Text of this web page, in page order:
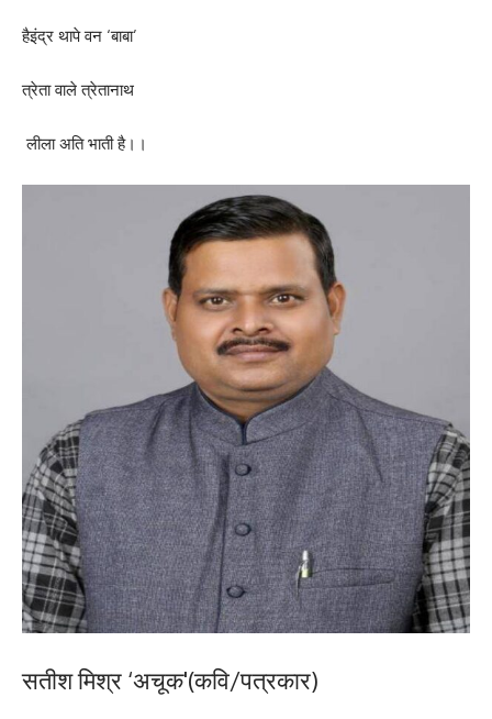
हैइंद्र थापे वन ‘बाबा’
त्रेता वाले त्रेतानाथ
लीला अति भाती है।।
सतीश मिश्र ‘अचूक'(कवि/पत्रकार)